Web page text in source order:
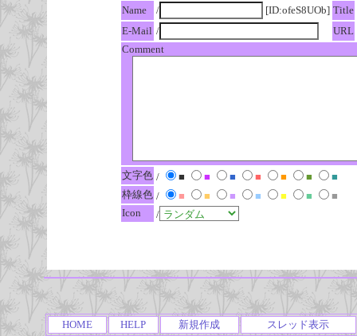
Name
/ [ID:ofeS8UOb] Title
E-Mail /
URL
Comment
文字色 / ■ ■ ■ ■ ■ ■
■
枠線色 / ■ ■ ■ ■ ■ ■
■
Icon
/
HOME HELP 新規作成 スレッド表示